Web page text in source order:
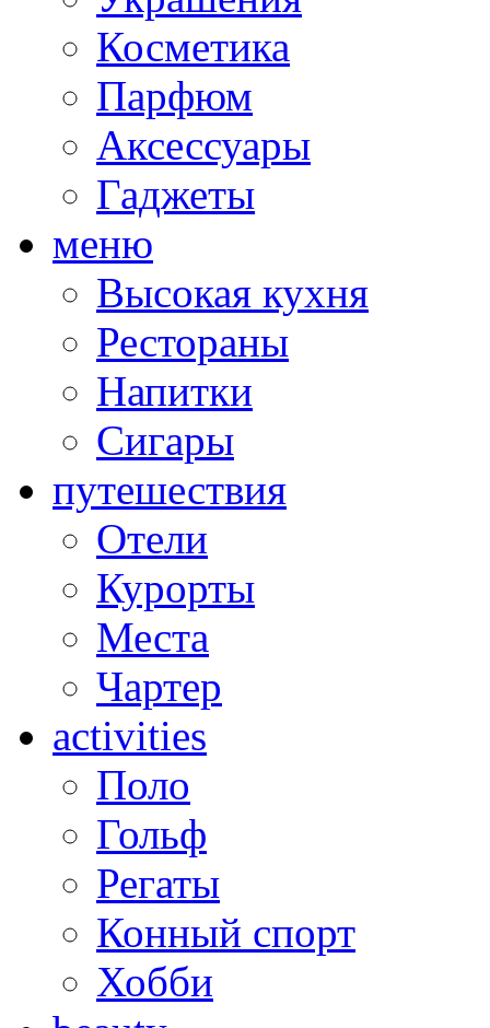
Косметика
Парфюм
Аксессуары
Гаджеты
меню
Высокая кухня
Рестораны
Напитки
Сигары
путешествия
Отели
Курорты
Места
Чартер
activities
Поло
Гольф
Регаты
Конный спорт
Хобби